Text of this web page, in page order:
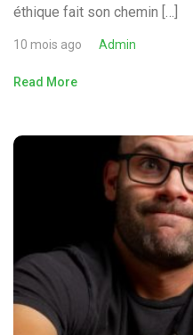
éthique fait son chemin […]
10 mois ago Admin
Read More